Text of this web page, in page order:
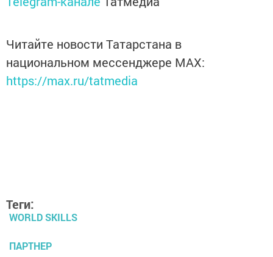
Читайте новости Татарстана в
национальном мессенджере MАХ:
https://max.ru/tatmedia
Теги:
WORLD SKILLS
ПАРТНЕР